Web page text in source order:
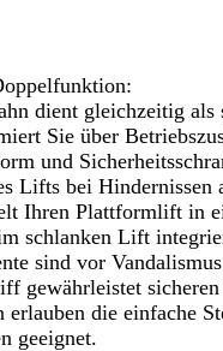
dient gleichzeitig als
Sie über
und
Lifts bei Hindernissen
Ihren Plattformlift in
schlanken Lift
sind vor
gewährleistet
erlauben die einfache
geeignet.